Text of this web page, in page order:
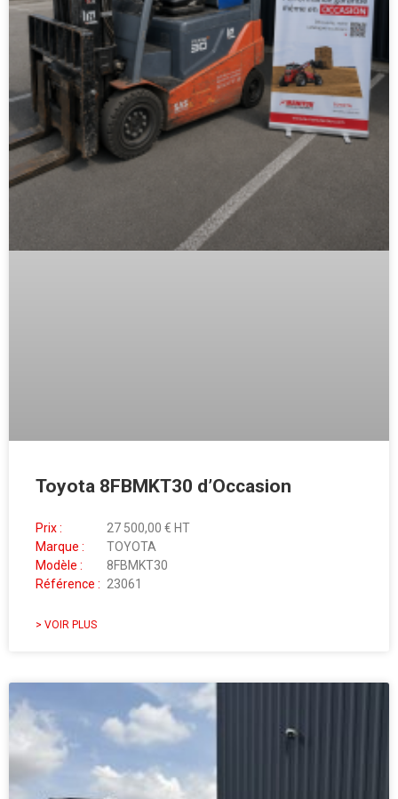
Toyota 8FBMKT30 d’Occasion
Prix :
27 500,00 € HT
Marque :
TOYOTA
Modèle :
8FBMKT30
Référence : 23061
> VOIR PLUS